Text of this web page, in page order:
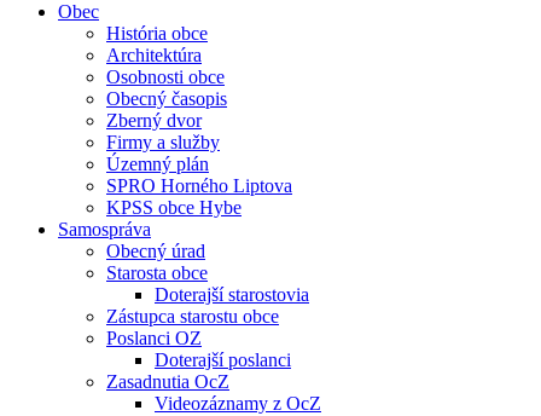
Obec
História obce
Architektúra
Osobnosti obce
Obecný časopis
Zberný dvor
Firmy a služby
Územný plán
SPRO Horného Liptova
KPSS obce Hybe
Samospráva
Obecný úrad
Starosta obce
Doterajší starostovia
Zástupca starostu obce
Poslanci OZ
Doterajší poslanci
Zasadnutia OcZ
Videozáznamy z OcZ